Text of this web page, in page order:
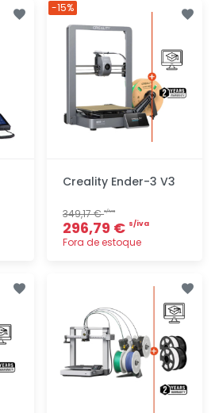
Creality Ender-3 V3
349,17 €s/iva
296,79 € s/iva
Fora de estoque
-15%